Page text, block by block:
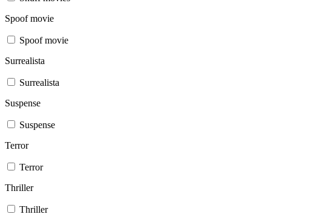
Spoof movie
Spoof movie
Surrealista
Surrealista
Suspense
Suspense
Terror
Terror
Thriller
Thriller